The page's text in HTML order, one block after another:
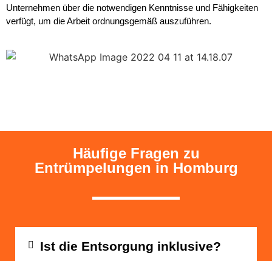
Unternehmen über die notwendigen Kenntnisse und Fähigkeiten
verfügt, um die Arbeit ordnungsgemäß auszuführen.
Häufige Fragen zu
Entrümpelungen in Homburg
Ist die Entsorgung inklusive?